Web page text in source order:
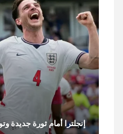
إنجلترا أمام ثورة جديدة